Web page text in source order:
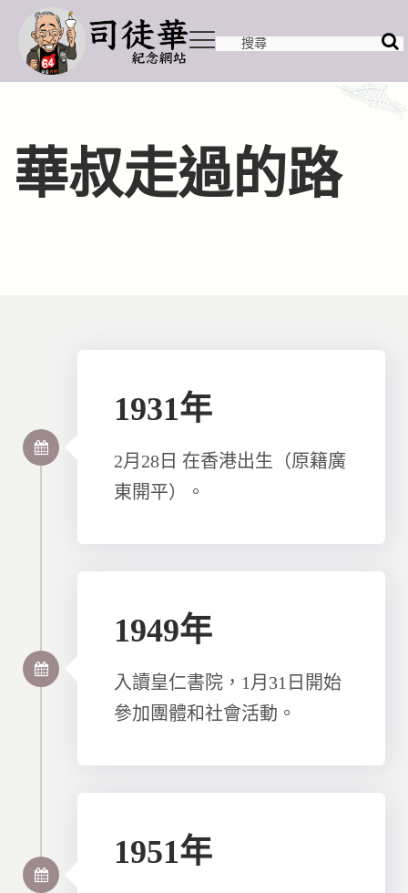
華叔走過的路
1931年
2月28日 在香港出生（原籍廣
東開平）。
1949年
入讀皇仁書院，1月31日開始
參加團體和社會活動。
1951年